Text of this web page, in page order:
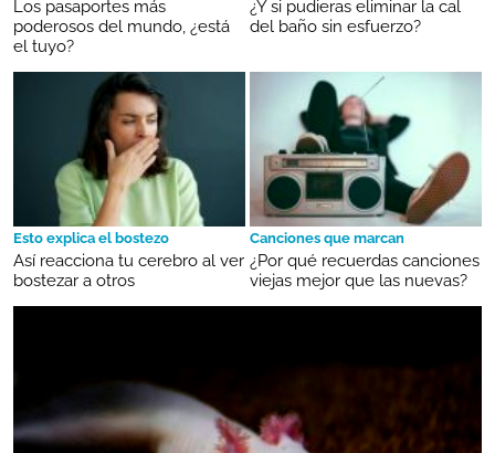
Los pasaportes más
poderosos del mundo, ¿está
el tuyo?
¿Y si pudieras eliminar la cal
del baño sin esfuerzo?
Esto explica el bostezo
Así reacciona tu cerebro al ver
bostezar a otros
Canciones que marcan
¿Por qué recuerdas canciones
viejas mejor que las nuevas?